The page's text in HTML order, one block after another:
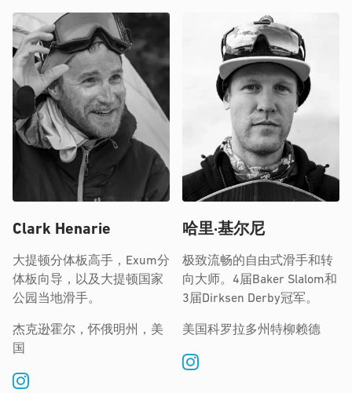
Clark Henarie
大提顿分体板高手，Exum分
体板向导，以及大提顿国家
公园当地滑手。
杰克逊霍尔，怀俄明州，美
国
哈里·基尔尼
极致流畅的自由式滑手和转
向大师。4届Baker Slalom和
3届Dirksen Derby冠军。
美国科罗拉多州特柳赖德